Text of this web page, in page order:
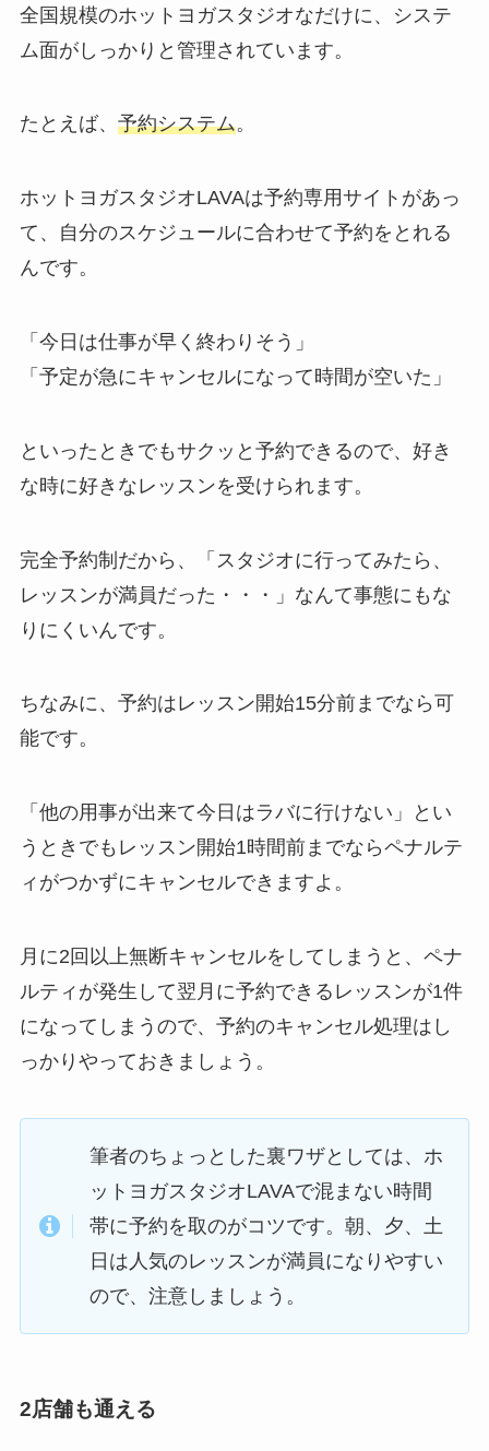
全国規模のホットヨガスタジオなだけに、システ
ム面がしっかりと管理されています。
たとえば、 予約システム。
ホットヨガスタジオLAVAは予約専用サイトがあっ
て、自分のスケジュールに合わせて予約をとれる
んです。
「今日は仕事が早く終わりそう」
「予定が急にキャンセルになって時間が空いた」
といったときでもサクッと予約できるので、好き
な時に好きなレッスンを受けられます。
完全予約制だから、
「スタジオに行ってみたら、
レッスンが満員だった・・・」 なんて事態にもな
りにくいんです。
ちなみに、予約はレッスン開始15分前までなら可
能です。
「他の用事が出来て今日はラバに行けない」
とい
うときでもレッスン開始1時間前までならペナルテ
ィがつかずにキャンセルできますよ。
月に2回以上無断キャンセルをしてしまうと、ペナ
ルティが発生して翌月に予約できるレッスンが1件
になってしまうので、予約のキャンセル処理はし
っかりやっておきましょう。
筆者のちょっとした裏ワザとしては、ホ
ットヨガスタジオLAVAで混まない時間
帯に予約を取のがコツです。朝、夕、土
日は人気のレッスンが満員になりやすい
ので、注意しましょう。
2店舗も通える